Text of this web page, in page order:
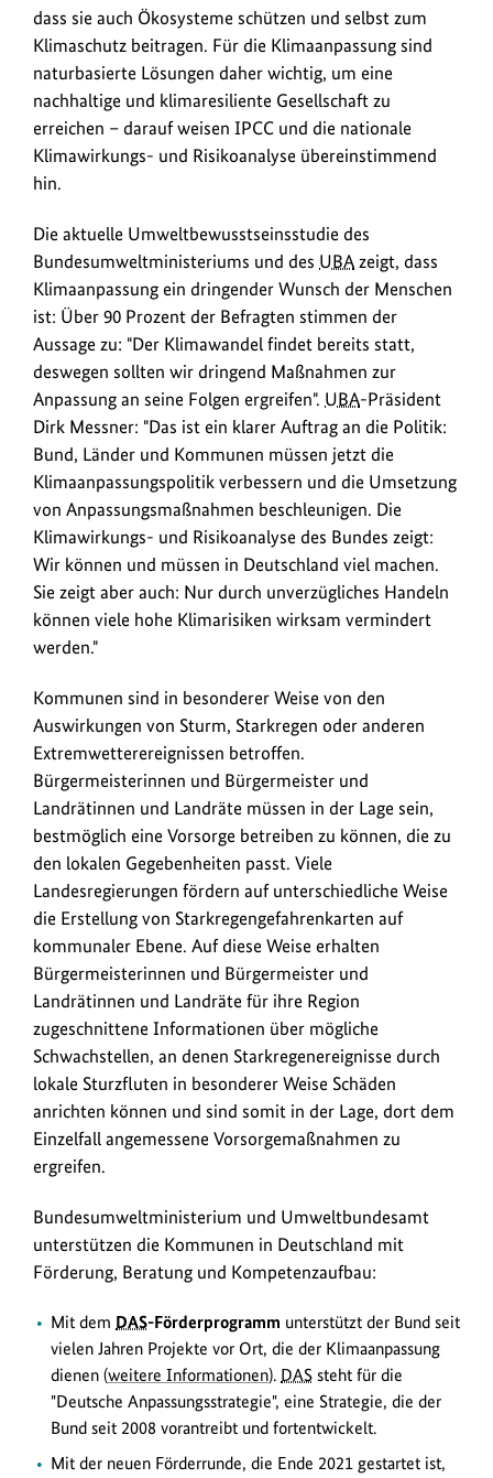
dass sie auch Ökosysteme schützen und selbst zum
Klimaschutz beitragen. Für die Klimaanpassung sind
naturbasierte Lösungen daher wichtig, um eine
nachhaltige und klimaresiliente Gesellschaft zu
erreichen – darauf weisen IPCC und die nationale
Klimawirkungs- und Risikoanalyse übereinstimmend
hin.
Die aktuelle Umweltbewusstseinsstudie des
Bundesumweltministeriums und des UBA zeigt, dass
Klimaanpassung ein dringender Wunsch der Menschen
ist: Über 90 Prozent der Befragten stimmen der
Aussage zu: "Der Klimawandel findet bereits statt,
deswegen sollten wir dringend Maßnahmen zur
Anpassung an seine Folgen ergreifen". UBA-Präsident
Dirk Messner: "Das ist ein klarer Auftrag an die Politik:
Bund, Länder und Kommunen müssen jetzt die
Klimaanpassungspolitik verbessern und die Umsetzung
von Anpassungsmaßnahmen beschleunigen. Die
Klimawirkungs- und Risikoanalyse des Bundes zeigt:
Wir können und müssen in Deutschland viel machen.
Sie zeigt aber auch: Nur durch unverzügliches Handeln
können viele hohe Klimarisiken wirksam vermindert
werden."
Kommunen sind in besonderer Weise von den
Auswirkungen von Sturm, Starkregen oder anderen
Extremwetterereignissen betroffen.
Bürgermeisterinnen und Bürgermeister und
Landrätinnen und Landräte müssen in der Lage sein,
bestmöglich eine Vorsorge betreiben zu können, die zu
den lokalen Gegebenheiten passt. Viele
Landesregierungen fördern auf unterschiedliche Weise
die Erstellung von Starkregengefahrenkarten auf
kommunaler Ebene. Auf diese Weise erhalten
Bürgermeisterinnen und Bürgermeister und
Landrätinnen und Landräte für ihre Region
zugeschnittene Informationen über mögliche
Schwachstellen, an denen Starkregenereignisse durch
lokale Sturzfluten in besonderer Weise Schäden
anrichten können und sind somit in der Lage, dort dem
Einzelfall angemessene Vorsorgemaßnahmen zu
ergreifen.
Bundesumweltministerium und Umweltbundesamt
unterstützen die Kommunen in Deutschland mit
Förderung, Beratung und Kompetenzaufbau:
Mit dem DAS-Förderprogramm unterstützt der Bund seit
vielen Jahren Projekte vor Ort, die der Klimaanpassung
dienen (weitere Informationen). DAS steht für die
"Deutsche Anpassungsstrategie", eine Strategie, die der
Bund seit 2008 vorantreibt und fortentwickelt.
Mit der neuen Förderrunde, die Ende 2021 gestartet ist,